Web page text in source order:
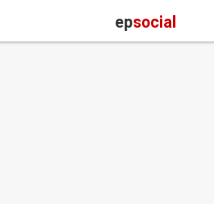
epsocial